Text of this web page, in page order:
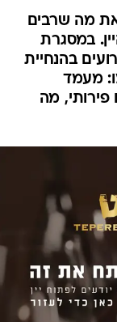
מה שרבים
במסגרת
בהנחיית
מעמד
פירותי, מה